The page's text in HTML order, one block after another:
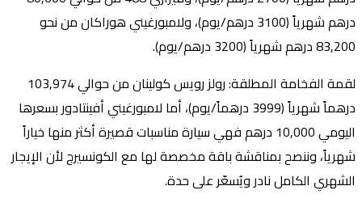
درهم شهرياً (3100 درهم/يوم)، ولامبورغيني هوراكان من نحو
83,200 درهم شهرياً (3200 درهم/يوم).
لقمة الفخامة المطلقة: رولز رويس كولينان من حوالي 103,974
درهماً شهرياً (3999 درهماً/يوم)، أما لامبورغيني أفينتادور بسعرها
اليومي 10,000 درهم فهي سيارة مناسبات قصيرة أكثر منها خياراً
شهرياً، وننصح بمناقشة باقة مخصصة لها مع الكونسيرج لأن الإيجار
الشهري الكامل نادر ويُسعّر على حدة.